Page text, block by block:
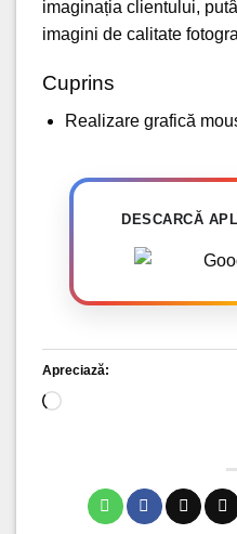
imaginația clientului,
imagini de calitate
Cuprins
Realizare grafică
DESCARCĂ
Apreciază:
Încarc...